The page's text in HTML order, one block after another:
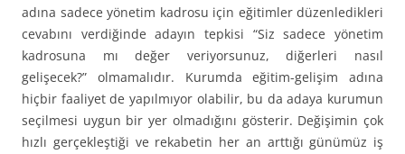
adına sadece yönetim kadrosu için eğitimler düzenledikleri
cevabını verdiğinde adayın tepkisi “Siz sadece yönetim
kadrosuna mı değer veriyorsunuz, diğerleri nasıl
gelişecek?” olmamalıdır. Kurumda eğitim-gelişim adına
hiçbir faaliyet de yapılmıyor olabilir, bu da adaya kurumun
seçilmesi uygun bir yer olmadığını gösterir. Değişimin çok
hızlı gerçekleştiği ve rekabetin her an arttığı günümüz iş